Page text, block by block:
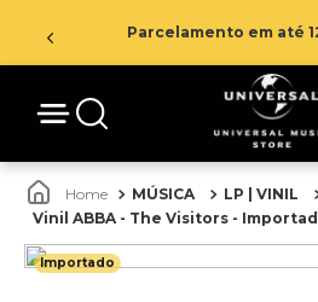
Parcelamento em até
MÚSICA LP | VINIL
Vinil ABBA - The Visitors -
Importado